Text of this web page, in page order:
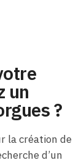
un
?
la création de
d’un